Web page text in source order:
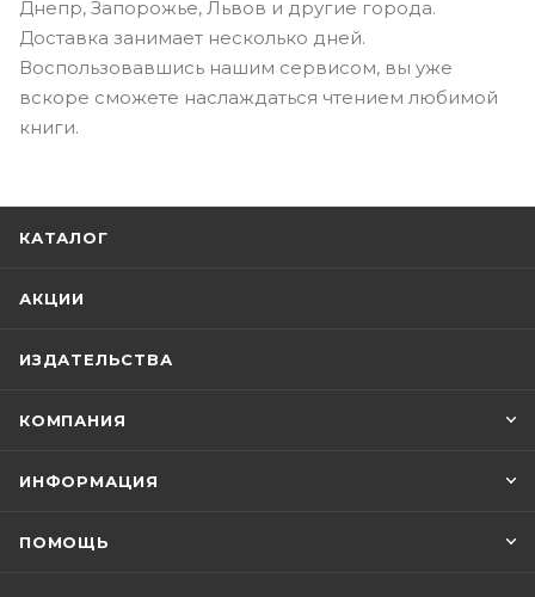
Днепр, Запорожье, Львов и другие города.
Доставка занимает несколько дней.
Воспользовавшись нашим сервисом, вы уже
вскоре сможете наслаждаться чтением любимой
книги.
КАТАЛОГ
АКЦИИ
ИЗДАТЕЛЬСТВА
КОМПАНИЯ
ИНФОРМАЦИЯ
ПОМОЩЬ